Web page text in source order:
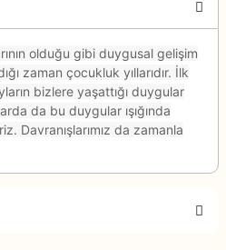
olduğu gibi duygusal gelişim
zaman çocukluk yıllarıdır. İlk
bizlere yaşattığı duygular
da bu duygular ışığında
Davranışlarımız da zamanla